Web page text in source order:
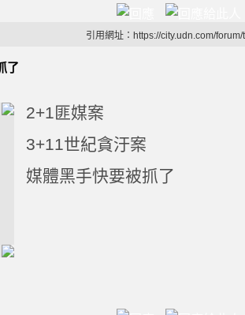
引用網址：https://city.udn.com/
了
2+1匪媒案
3+11世紀貪汙案
媒體黑手快要被抓了